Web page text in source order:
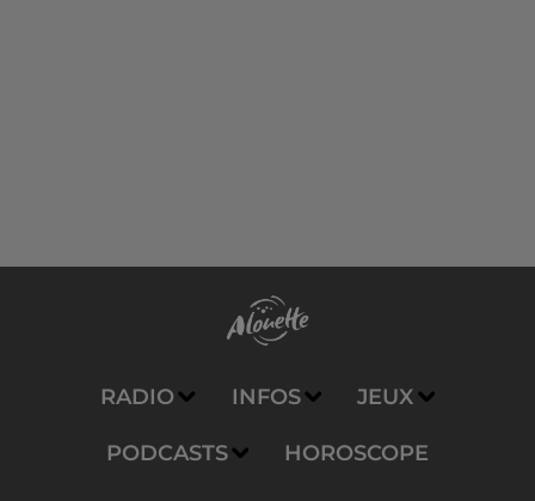
RADIO INFOS JEUX
PODCASTS HOROSCOPE